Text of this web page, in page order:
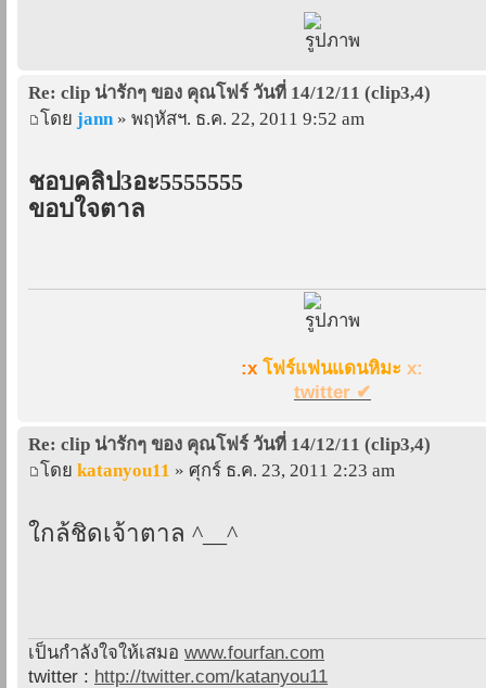
Re: clip น่ารักๆ ของ คุณโฟร์ วันที่ 14/12/11 (clip3,4)
โดย jann » พฤหัสฯ. ธ.ค. 22, 2011 9:52 am
ชอบคลิป3อะ5555555
ขอบใจตาล
:x โฟร์แฟนแดนหิมะ x:
twitter ✔
Re: clip น่ารักๆ ของ คุณโฟร์ วันที่ 14/12/11 (clip3,4)
โดย katanyou11 » ศุกร์ ธ.ค. 23, 2011 2:23 am
ใกล้ชิดเจ้าตาล ^__^
เป็นกำลังใจให้เสมอ www.fourfan.com
twitter : http://twitter.com/katanyou11